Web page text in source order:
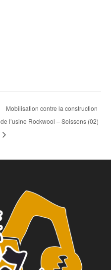
Mobilisation contre la construction
de l’usine Rockwool – Soissons (02)